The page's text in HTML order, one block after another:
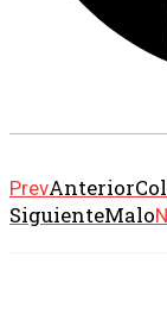
PrevAnterior
SiguienteMalo